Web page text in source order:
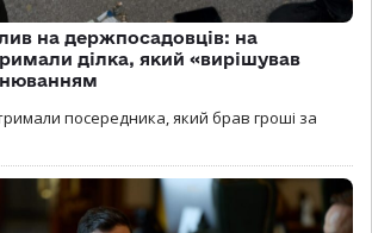
на держпосадовців: на
ділка, який «вирішував
посередника, який брав гроші за